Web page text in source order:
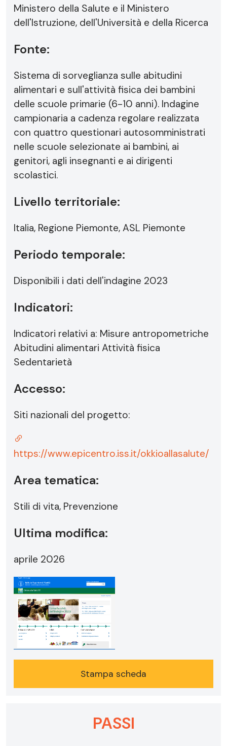
Ministero della Salute e il Ministero
dell'Istruzione, dell'Università e della Ricerca
Fonte:
Sistema di sorveglianza sulle abitudini
alimentari e sull'attività fisica dei bambini
delle scuole primarie (6-10 anni). Indagine
campionaria a cadenza regolare realizzata
con quattro questionari autosomministrati
nelle scuole selezionate ai bambini, ai
genitori, agli insegnanti e ai dirigenti
scolastici.
Livello territoriale:
Italia, Regione Piemonte, ASL Piemonte
Periodo temporale:
Disponibili i dati dell'indagine 2023
Indicatori:
Indicatori relativi a: Misure antropometriche
Abitudini alimentari Attività fisica
Sedentarietà
Accesso:
Siti nazionali del progetto:
https://www.epicentro.iss.it/okkioallasalute/
Area tematica:
Stili di vita, Prevenzione
Ultima modifica:
aprile 2026
Stampa scheda
PASSI